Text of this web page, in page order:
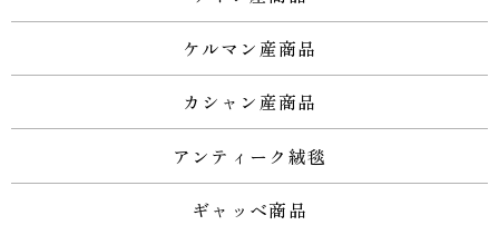
ケルマン産商品
カシャン産商品
アンティーク絨毯
ギャッベ商品